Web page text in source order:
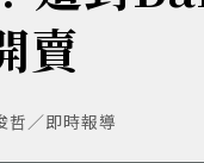
賣
哲／即時報導